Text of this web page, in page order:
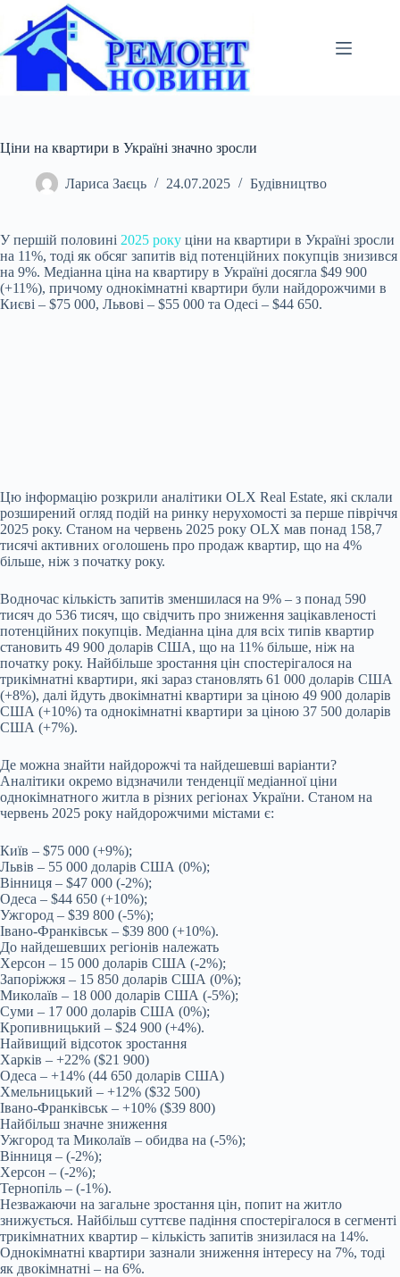
вмісту
Ціни на квартири в Україні значно зросли
Лариса Заєць 24.07.2025 Будівництво
У першій половині 2025 року ціни на квартири в Україні зросли
на 11%, тоді як обсяг запитів від потенційних покупців знизився
на 9%. Медіанна ціна на квартиру в Україні досягла $49 900
(+11%), причому однокімнатні квартири були найдорожчими в
Києві – $75 000, Львові – $55 000 та Одесі – $44 650.
Цю інформацію розкрили аналітики OLX Real Estate, які склали
розширений огляд подій на ринку нерухомості за перше півріччя
2025 року. Станом на червень 2025 року OLX мав понад 158,7
тисячі активних оголошень про продаж квартир, що на 4%
більше, ніж з початку року.
Водночас кількість запитів зменшилася на 9% – з понад 590
тисяч до 536 тисяч, що свідчить про зниження зацікавленості
потенційних покупців. Медіанна ціна для всіх типів квартир
становить 49 900 доларів США, що на 11% більше, ніж на
початку року. Найбільше зростання цін спостерігалося на
трикімнатні квартири, які зараз становлять 61 000 доларів США
(+8%), далі йдуть двокімнатні квартири за ціною 49 900 доларів
США (+10%) та однокімнатні квартири за ціною 37 500 доларів
США (+7%).
Де можна знайти найдорожчі та найдешевші варіанти?
Аналітики окремо відзначили тенденції медіанної ціни
однокімнатного житла в різних регіонах України. Станом на
червень 2025 року найдорожчими містами є:
Київ – $75 000 (+9%);
Львів – 55 000 доларів США (0%);
Вінниця – $47 000 (-2%);
Одеса – $44 650 (+10%);
Ужгород – $39 800 (-5%);
Івано-Франківськ – $39 800 (+10%).
До найдешевших регіонів належать
Херсон – 15 000 доларів США (-2%);
Запоріжжя – 15 850 доларів США (0%);
Миколаїв – 18 000 доларів США (-5%);
Суми – 17 000 доларів США (0%);
Кропивницький – $24 900 (+4%).
Найвищий відсоток зростання
Харків – +22% ($21 900)
Одеса – +14% (44 650 доларів США)
Хмельницький – +12% ($32 500)
Івано-Франківськ – +10% ($39 800)
Найбільш значне зниження
Ужгород та Миколаїв – обидва на (-5%);
Вінниця – (-2%);
Херсон – (-2%);
Тернопіль – (-1%).
Незважаючи на загальне зростання цін, попит на житло
знижується. Найбільш суттєве падіння спостерігалося в сегменті
трикімнатних квартир – кількість запитів знизилася на 14%.
Однокімнатні квартири зазнали зниження інтересу на 7%, тоді
як двокімнатні – на 6%.